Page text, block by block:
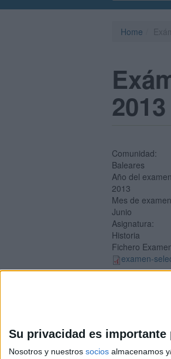
Su privacidad es importante
Nosotros y nuestros socios almacenamos
Home
Comunidad:
Baleares
Año del
2013
Mes de
Junio
Asignatura:
Historia
Fichero
examen-